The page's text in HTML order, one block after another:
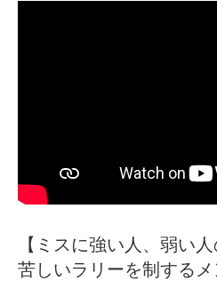
【ミスに強い人、弱い
苦しいラリーを制する